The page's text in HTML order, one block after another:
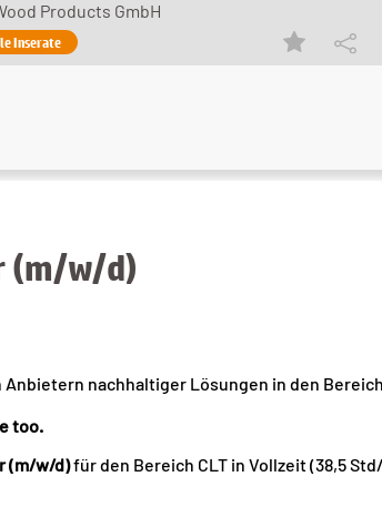
Products GmbH
Inserate
(m/w/d)
nachhaltiger Lösungen in den
too.
(m/w/d)für den Bereich CLT in Vollzeit (38,5